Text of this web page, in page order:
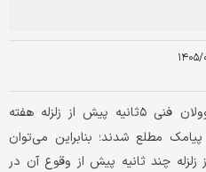
۳۰
مسوولان فنی ۵ثانیه پیش از زلزله هفته
مطلع شدند؛ بنابراین می‌توان
زلزله چند ثانیه پیش از وقوع آن در